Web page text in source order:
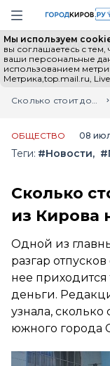
Навигация сайта
Мы используем
вы соглашаетесь с
ваши персональные
использованием
Метрика,top.mail.ru,
Выборы - 2026
Главная
Лента
Сколько стоит добраться летом из Кирова на русский юг
ОБЩЕСТВО 08
Теги: #Новости
Сколько
из Кирова
Одной из
разгар
нее приходится
деньги.
узнала,
южного города